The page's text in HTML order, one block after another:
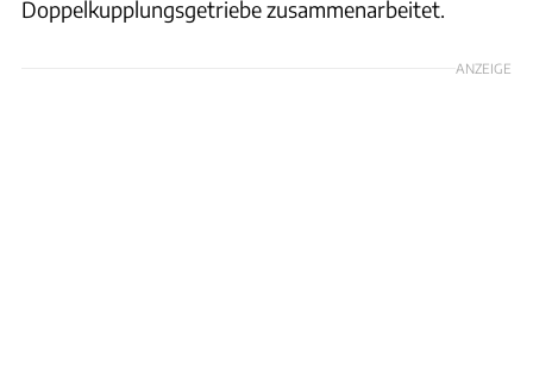
Doppelkupplungsgetriebe zusammenarbeitet.
ANZEIGE